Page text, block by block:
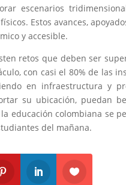
escenarios
Estos avances,
y accesible.
retos que deben ser
con casi el 80% de las
en infraestructura y
su ubicación, puedan
educación colombiana se
del mañana.